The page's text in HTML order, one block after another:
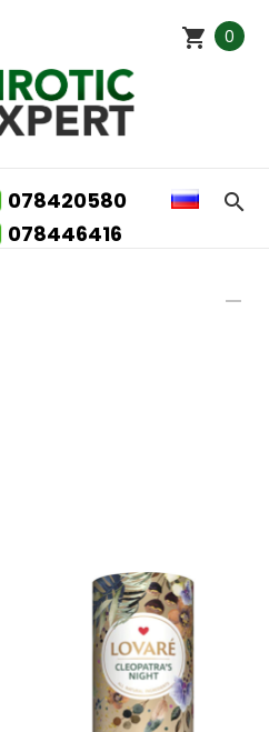
0
078420580
078446416